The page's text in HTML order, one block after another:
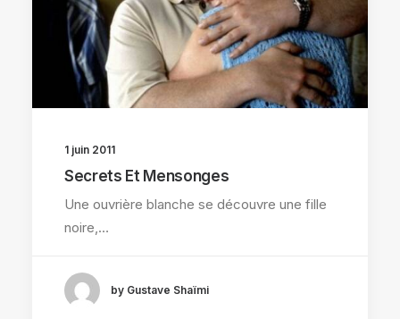
1 juin 2011
Secrets Et Mensonges
Une ouvrière blanche se découvre une fille
noire,…
by Gustave Shaïmi